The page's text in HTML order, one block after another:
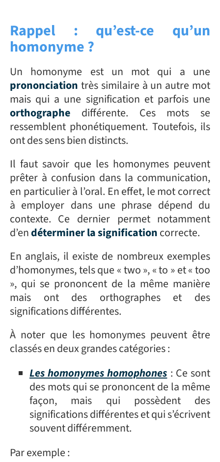
Rappel : qu’est-ce qu’un
homonyme ?
Un homonyme est un mot qui a une
prononciation très similaire à un autre mot
mais qui a une signification et parfois une
orthographe différente. Ces mots se
ressemblent phonétiquement. Toutefois, ils
ont des sens bien distincts.
Il faut savoir que les homonymes peuvent
prêter à confusion dans la communication,
en particulier à l’oral. En effet, le mot correct
à employer dans une phrase dépend du
contexte. Ce dernier permet notamment
d’endéterminer la significationcorrecte.
En anglais, il existe de nombreux exemples
d’homonymes, tels que « two », « to » et « too
», qui se prononcent de la même manière
mais ont des orthographes et des
significations différentes.
À noter que les homonymes peuvent être
classés en deux grandes catégories :
Les homonymes homophones : Ce sont
des mots qui se prononcent de la même
façon, mais qui possèdent des
significations différentes et qui s’écrivent
souvent différemment.
Par exemple :